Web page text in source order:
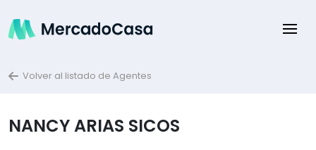
Volver al listado de Agentes
NANCY ARIAS SICOS